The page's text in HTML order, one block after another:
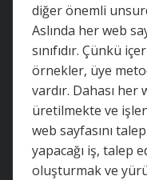
diğer önemli
Aslında her web
sınıfıdır. Çünkü
örnekler, üye
vardır. Dahası her
üretilmekte ve
web sayfasını
yapacağı iş, talep
oluşturmak ve